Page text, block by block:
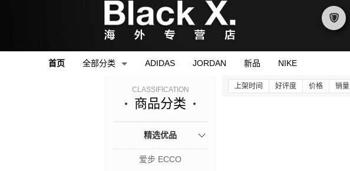
首页 全部分类 ADIDAS JORDAN 新品 NIKE
CLASSIFICATION
商品分类
精选优品
爱步 ECCO
上架时间 好评度 价格 销量